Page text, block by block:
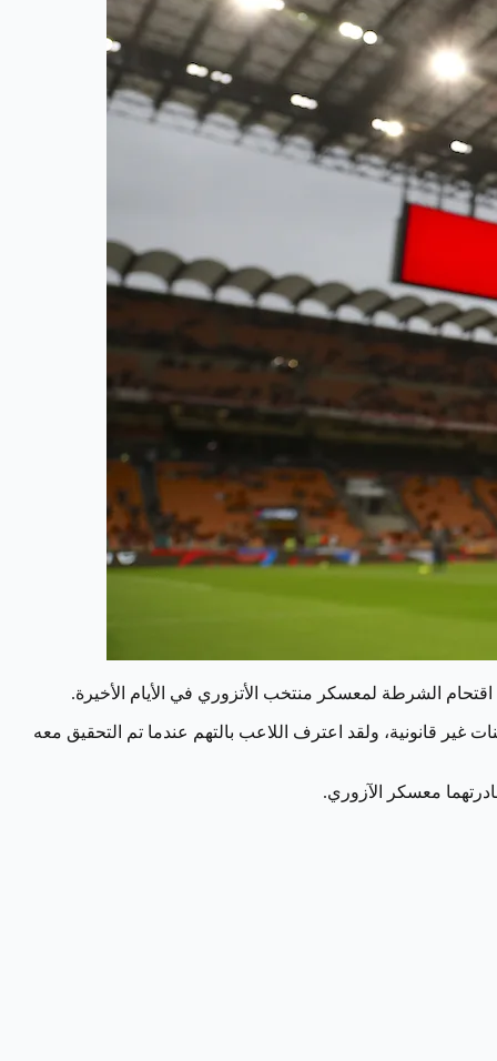
الشرطة لمعسكر منتخب الأتزوري في الأيام الأخيرة.
قانونية، ولقد اعترف اللاعب بالتهم عندما تم التحقيق معه
معسكر الآزوري.